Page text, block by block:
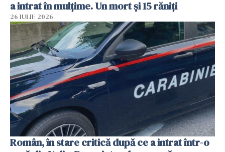
a intrat în mulțime. Un mort și 15 răniți
26 IULIE 2026
Român, în stare critică după ce a intrat într-o